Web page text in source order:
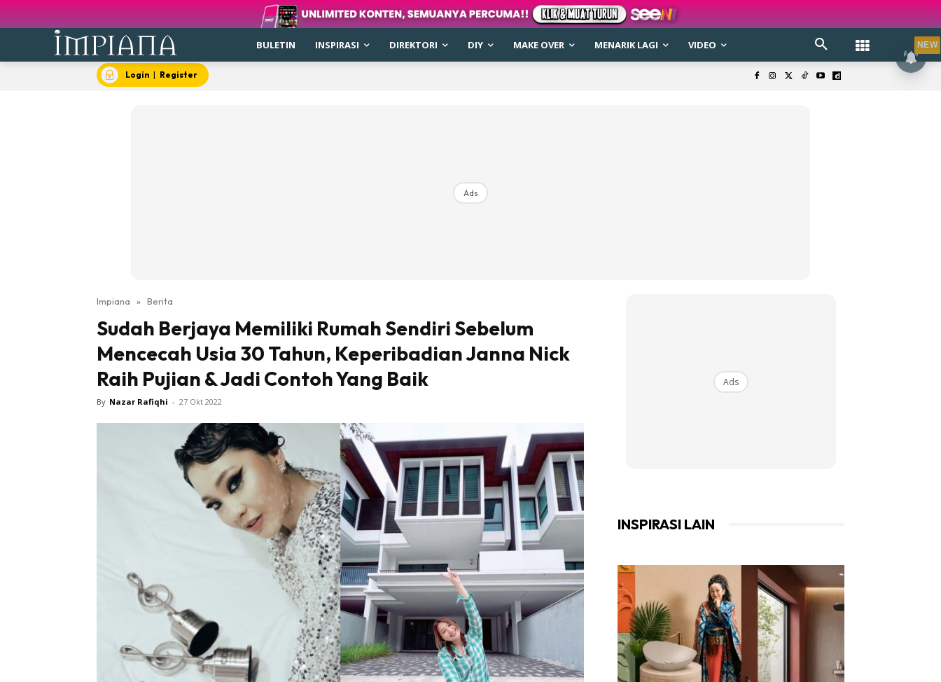
Inspirasi
Bilik Tidur
Ruang Makan
Ruang Tamu
Direktori
Interior Design
Landskap
DIY
Bilik Air
Bilik Tidur
Dapur
Ruang Makan
BULETIN INSPIRASI DIREKTORI DIY MAKE OVER MENARIK LAGI VIDEO
Login | Register
Ads
Impiana » Berita
Sudah Berjaya Memiliki Rumah Sendiri Sebelum
Mencecah Usia 30 Tahun, Keperibadian Janna Nick
Raih Pujian & Jadi Contoh Yang Baik
By Nazar Rafiqhi - 27 Okt 2022
Ads
INSPIRASI LAIN
NEW